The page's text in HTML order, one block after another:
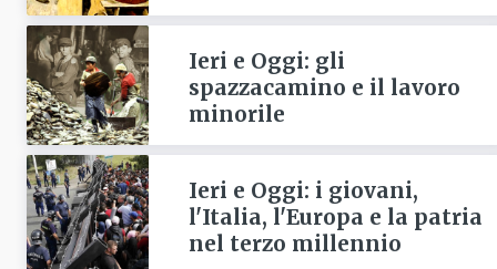
Ieri e Oggi: gli
spazzacamino e il lavoro
minorile
Ieri e Oggi: i giovani,
l'Italia, l'Europa e la patria
nel terzo millennio